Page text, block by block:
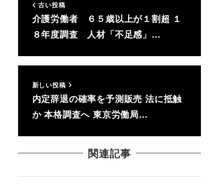
古い投稿
介護労働者 ６５歳以上が１割超 １
８年度調査 人材「不足感」…
新しい投稿
内定辞退の確率を予測販売 法に抵触
か 本格調査へ 東京労働局…
関連記事